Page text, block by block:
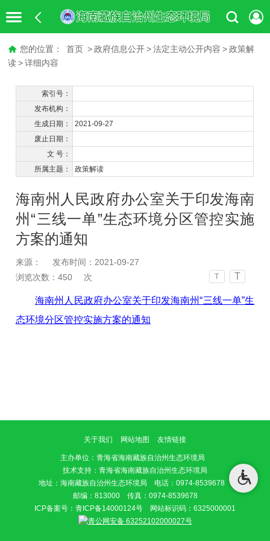
您的位置： 首页 > 政府信息公开 > 法定主动公开内容 > 政策解
读 > 详细内容
索引号：
发布机构：
生成日期：
2021-09-27
废止日期：
文 号：
所属主题：
政策解读
海南州人民政府办公室关于印发海南
州“三线一单”生态环境分区管控实施
方案的通知
来源：
发布时间：2021-09-27
浏览次数：450 次 T T
海南州人民政府办公室关于印发海南州“三线一单”生
态环境分区管控实施方案的通知
关于我们 网站地图 友情链接
主办单位 ：青海省海南藏族自治州生态环境局
技术支持：青海省海南藏族自治州生态环境局
地址：海南藏族自治州生态环境局 电话：0974-8539678
邮编：813000 传真：0974-8539678
ICP备案号： 青ICP备14000124号 网站标识码：6325000001
青公网安备 63252102000027号